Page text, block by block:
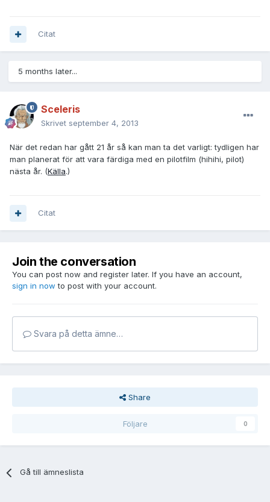
Citat
5 months later...
Sceleris
Skrivet september 4, 2013
När det redan har gått 21 år så kan man ta det varligt: tydligen har
man planerat för att vara färdiga med en pilotfilm (hihihi, pilot)
nästa år. (Källa.)
Citat
Join the conversation
You can post now and register later. If you have an account,
sign in now to post with your account.
Svara på detta ämne…
Share
Följare 0
Gå till ämneslista